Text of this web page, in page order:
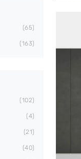
65
163
102
4
21
40